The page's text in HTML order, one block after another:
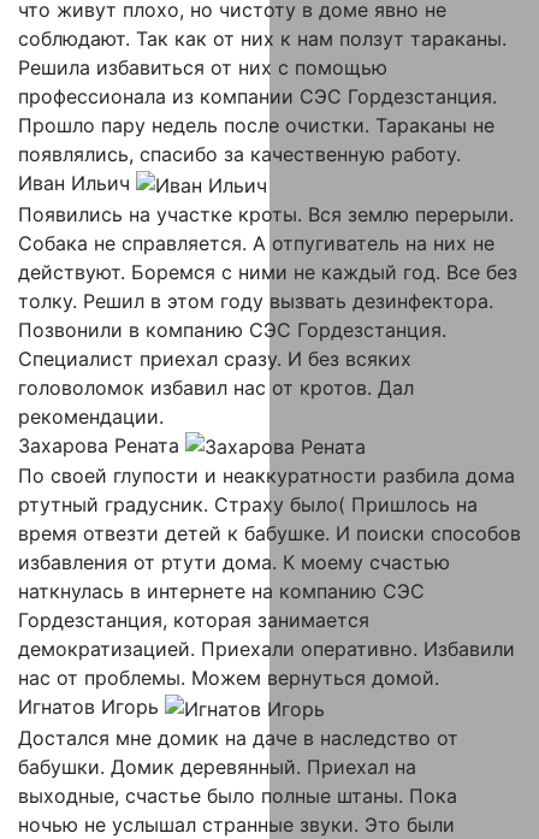
что живут плохо, но чистоту в доме явно не
соблюдают. Так как от них к нам ползут тараканы.
Решила избавиться от них с помощью
профессионала из компании СЭС Гордезстанция.
Прошло пару недель после очистки. Тараканы не
появлялись, спасибо за качественную работу.
Иван Ильич
Появились на участке кроты. Вся землю перерыли.
Собака не справляется. А отпугиватель на них не
действуют. Боремся с ними не каждый год. Все без
толку. Решил в этом году вызвать дезинфектора.
Позвонили в компанию СЭС Гордезстанция.
Специалист приехал сразу. И без всяких
головоломок избавил нас от кротов. Дал
рекомендации.
Захарова Рената
По своей глупости и неаккуратности разбила дома
ртутный градусник. Страху было( Пришлось на
время отвезти детей к бабушке. И поиски способов
избавления от ртути дома. К моему счастью
наткнулась в интернете на компанию СЭС
Гордезстанция, которая занимается
демократизацией. Приехали оперативно. Избавили
нас от проблемы. Можем вернуться домой.
Игнатов Игорь
Достался мне домик на даче в наследство от
бабушки. Домик деревянный. Приехал на
выходные, счастье было полные штаны. Пока
ночью не услышал странные звуки. Это были